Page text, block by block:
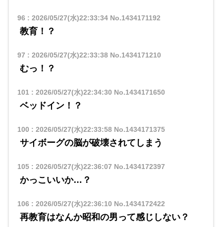
96 : 2026/05/27(水)22:33:34No.1434171192
教育！？
97 : 2026/05/27(水)22:33:38No.1434171210
むっ！？
101 : 2026/05/27(水)22:34:30 No.1434171650
ベッドイン！？
100 : 2026/05/27(水)22:33:58No.1434171375
サイボーグの脳が破壊されてしまう
105: 2026/05/27(水)22:36:07 No.1434172397
かっこいいか…？
106 : 2026/05/27(水)22:36:10 No.1434172422
再教育はなんか昭和の男って感じしない？